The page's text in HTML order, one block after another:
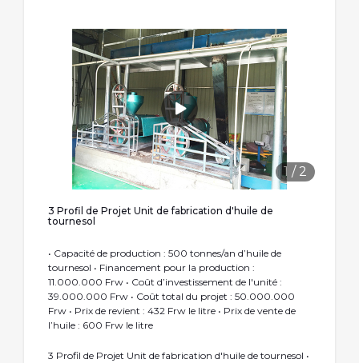
1 / 2
3 Profil de Projet Unit de fabrication d'huile de
tournesol
• Capacité de production : 500 tonnes/an d’huile de
tournesol • Financement pour la production :
11.000.000 Frw • Coût d’investissement de l'unité :
39.000.000 Frw • Coût total du projet : 50.000.000
Frw • Prix de revient : 432 Frw le litre • Prix de vente de
l’huile : 600 Frw le litre
3 Profil de Projet Unit de fabrication d'huile de tournesol •